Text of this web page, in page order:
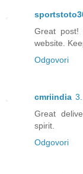
Great
website.
Odgovori
cmriindia
Great
spirit.
Odgovori